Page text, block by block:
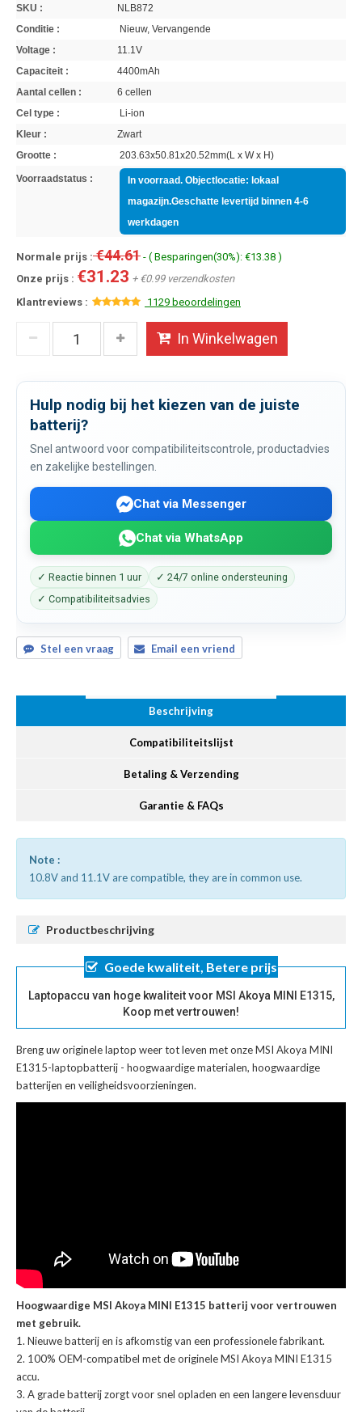
SKU :
NLB872
Conditie :
Nieuw, Vervangende
Voltage :
11.1V
Capaciteit :
4400mAh
Aantal cellen :
6 cellen
Cel type :
Li-ion
Kleur :
Zwart
Grootte :
203.63x50.81x20.52mm(L x W x H)
Voorraadstatus :
In voorraad. Objectlocatie: lokaal
magazijn.Geschatte levertijd binnen 4-6
werkdagen
Normale prijs :€44.61 - ( Besparingen(30%): €13.38 )
Onze prijs : €31.23 + €0.99 verzendkosten
Klantreviews :
1129 beoordelingen
In Winkelwagen
Hulp nodig bij het kiezen van de juiste
batterij?
Snel antwoord voor compatibiliteitscontrole, productadvies
en zakelijke bestellingen.
Chat via Messenger
Chat via WhatsApp
✓ Reactie binnen 1 uur
✓ 24/7 online ondersteuning
✓ Compatibiliteitsadvies
Stel een vraag Email een vriend
Beschrijving
Compatibiliteitslijst
Betaling & Verzending
Garantie & FAQs
Note :
10.8V and 11.1V are compatible, they are in common use.
Productbeschrijving
Goede kwaliteit, Betere prijs
Laptopaccu van hoge kwaliteit voor MSI Akoya MINI E1315,
Koop met vertrouwen!
Breng uw originele laptop weer tot leven met onzeMSI Akoya MINI
E1315-laptopbatterij - hoogwaardige materialen, hoogwaardige
batterijen en veiligheidsvoorzieningen.
Hoogwaardige MSI Akoya MINI E1315 batterij voor vertrouwen
met gebruik.
Nieuwe batterij en is afkomstig van een professionele fabrikant.
100% OEM-compatibel met deoriginele MSI Akoya MINI E1315
accu.
A grade batterij zorgt voor snel opladen en een langere levensduur